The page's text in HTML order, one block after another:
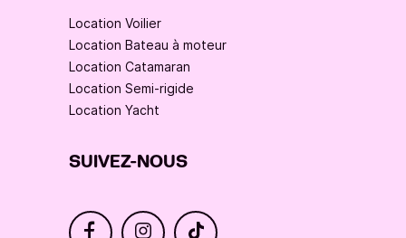
Location Voilier
Location Bateau à moteur
Location Catamaran
Location Semi-rigide
Location Yacht
SUIVEZ-NOUS